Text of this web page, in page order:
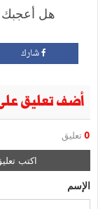
هل أعجبك
شارك
أضف تعليق
0 تعليق
اكتب
الإسم